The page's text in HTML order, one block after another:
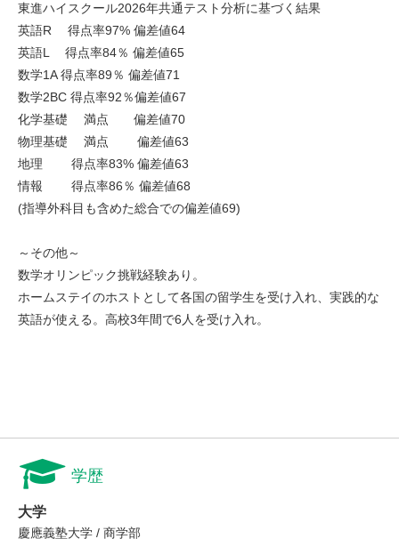
東進ハイスクール2026年共通テスト分析に基づく結果
英語R 得点率97% 偏差値64
英語L 得点率84％ 偏差値65
数学1A 得点率89％ 偏差値71
数学2BC 得点率92％偏差値67
化学基礎 満点 偏差値70
物理基礎 満点 偏差値63
地理 得点率83% 偏差値63
情報 得点率86％ 偏差値68
(指導外科目も含めた総合での偏差値69)
～その他～
数学オリンピック挑戦経験あり。
ホームステイのホストとして各国の留学生を受け入れ、実践的な
英語が使える。高校3年間で6人を受け入れ。
学歴
大学
慶應義塾大学 / 商学部